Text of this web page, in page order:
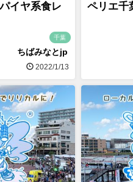
イヤ系食レ
千葉
ちばみなとjp
2022/1/13
ペリエ千